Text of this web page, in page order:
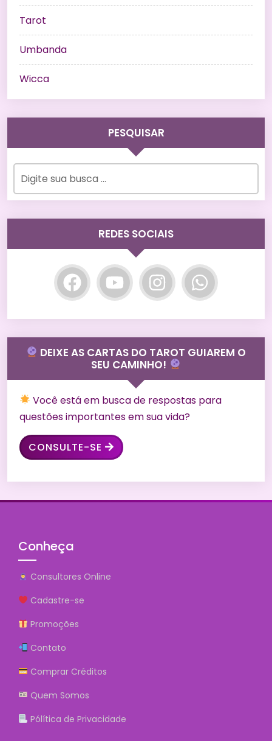
Tarot
Umbanda
Wicca
PESQUISAR
REDES SOCIAIS
DEIXE AS CARTAS DO TAROT GUIAREM O
SEU CAMINHO!
Você está em busca de respostas para
questões importantes em sua vida?
CONSULTE-SE
Conheça
Consultores Online
Cadastre-se
Promoções
Contato
Comprar Créditos
Quem Somos
Pólítica de Privacidade